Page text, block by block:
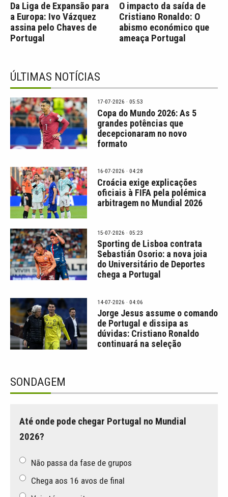
Da Liga de Expansão para
a Europa: Ivo Vázquez
assina pelo Chaves de
Portugal
O impacto da saída de
Cristiano Ronaldo: O
abismo económico que
ameaça Portugal
ÚLTIMAS NOTÍCIAS
17-07-2026 · 05:53
Copa do Mundo 2026: As 5
grandes potências que
decepcionaram no novo
formato
16-07-2026 · 04:28
Croácia exige explicações
oficiais à FIFA pela polémica
arbitragem no Mundial 2026
15-07-2026 · 05:23
Sporting de Lisboa contrata
Sebastián Osorio: a nova joia
do Universitário de Deportes
chega a Portugal
14-07-2026 · 04:06
Jorge Jesus assume o comando
de Portugal e dissipa as
dúvidas: Cristiano Ronaldo
continuará na seleção
SONDAGEM
Até onde pode chegar Portugal no Mundial
2026?
Não passa da fase de grupos
Chega aos 16 avos de final